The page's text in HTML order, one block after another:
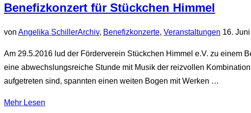
Benefizkonzert
14.10.2023“
Benefizkonzert für Stückchen Himmel
von Angelika SchillerArchiv, Benefizkonzerte, Veranstaltungen 16.
Am 29.5.2016 lud der Förderverein Stückchen Himmel e.V. zu einem
eine abwechslungsreiche Stunde mit Musik der reizvollen
aufgetreten sind, spannten einen weiten Bogen mit Werken …
Mehr über
Lesen